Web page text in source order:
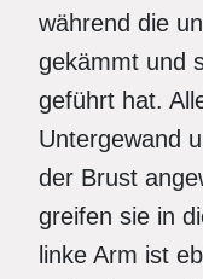
während die
gekämmt und
geführt hat.
Untergewand
der Brust
greifen sie in
linke Arm ist